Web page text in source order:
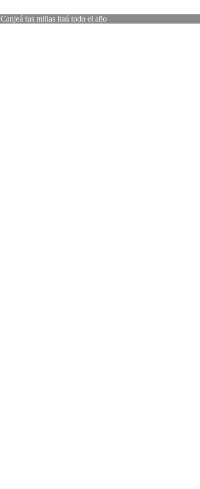
Canjeá tus millas itaú todo el año